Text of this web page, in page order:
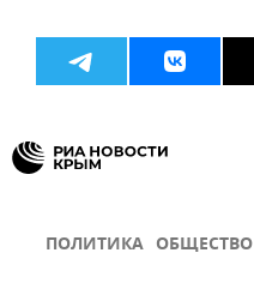
ПОЛИТИКА ОБЩЕСТВО